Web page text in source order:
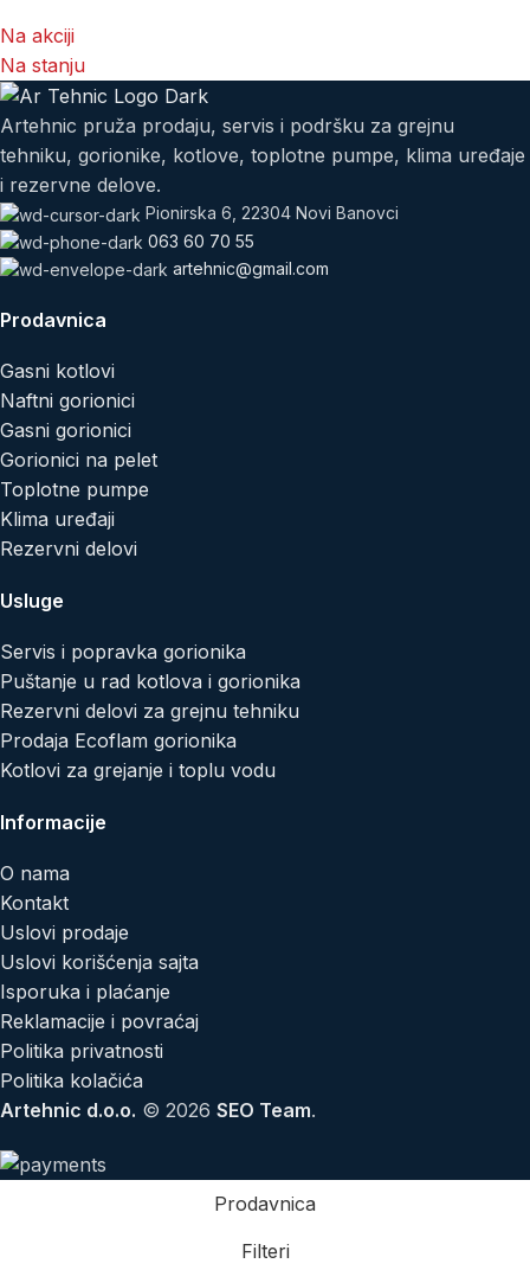
Na akciji
Na stanju
Artehnic pruža prodaju, servis i podršku za grejnu
tehniku, gorionike, kotlove, toplotne pumpe, klima uređaje
i rezervne delove.
Pionirska 6, 22304 Novi Banovci
063 60 70 55
artehnic@gmail.com
Prodavnica
Gasni kotlovi
Naftni gorionici
Gasni gorionici
Gorionici na pelet
Toplotne pumpe
Klima uređaji
Rezervni delovi
Usluge
Servis i popravka gorionika
Puštanje u rad kotlova i gorionika
Rezervni delovi za grejnu tehniku
Prodaja Ecoflam gorionika
Kotlovi za grejanje i toplu vodu
Informacije
O nama
Kontakt
Uslovi prodaje
Uslovi korišćenja sajta
Isporuka i plaćanje
Reklamacije i povraćaj
Politika privatnosti
Politika kolačića
Artehnic d.o.o. © 2026 SEO Team.
Prodavnica
Filteri